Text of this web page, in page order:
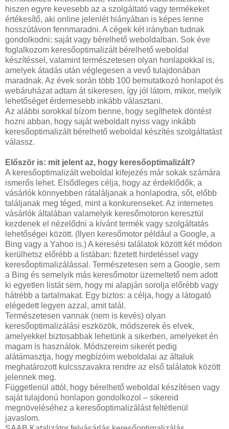
hiszen egyre kevesebb az a szolgáltató vagy termékeket
értékesítő, aki online jelenlét hiányában is képes lenne
hosszútávon fennmaradni. A cégek két irányban tudnak
gondolkodni: saját vagy bérelhető weboldalban. Sok éve
foglalkozom keresőoptimalizált bérelhető weboldal
készítéssel, valamint természetesen olyan honlapokkal is,
amelyek átadás után véglegesen a vevő tulajdonában
maradnak. Az évek során több 100 bemutatkozó honlapot és
webáruházat adtam át sikeresen, így jól látom, mikor, melyik
lehetőséget érdemesebb inkább választani.
Az alábbi sorokkal bízom benne, hogy segíthetek döntést
hozni abban, hogy saját weboldalt nyiss vagy inkább
keresőoptimalizált bérelhető weboldal készítés szolgáltatást
válassz.
Először is: mit jelent az, hogy keresőoptimalizált?
A keresőoptimalizált weboldal kifejezés már sokak számára
ismerős lehet. Elsődleges célja, hogy az érdeklődők, a
vásárlók könnyebben rátaláljanak a honlapodra, sőt, előbb
találjanak meg téged, mint a konkurenseket. Az internetes
vásárlók általában valamelyik keresőmotoron keresztül
kezdenek el nézelődni a kívánt termék vagy szolgáltatás
lehetőségei között. (Ilyen keresőmotor például a Google, a
Bing vagy a Yahoo is.) A keresési találatok között két módon
kerülhetsz előrébb a listában: fizetett hirdetéssel vagy
keresőoptimalizálással. Természetesen sem a Google, sem
a Bing és semelyik más keresőmotor üzemeltető nem adott
ki egyetlen listát sem, hogy mi alapján sorolja előrébb vagy
hátrébb a tartalmakat. Egy biztos: a célja, hogy a látogató
elégedett legyen azzal, amit talál.
Természetesen vannak (nem is kevés) olyan
keresőoptimalizálási eszközök, módszerek és elvek,
amelyekkel biztosabbak lehetünk a sikerben, amelyeket én
magam is használok. Módszereim sikerét pedig
alátámasztja, hogy megbízóim weboldalai az általuk
meghatározott kulcsszavakra rendre az első találatok között
jelennek meg.
Függetlenül attól, hogy bérelhető weboldal készítésen vagy
saját tulajdonú honlapon gondolkozol – sikereid
megnöveléséhez a keresőoptimalizálást feltétlenül
javaslom.